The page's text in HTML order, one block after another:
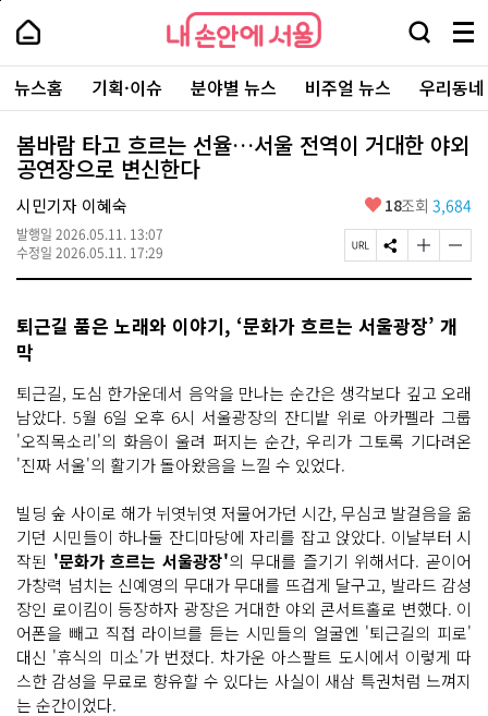
본
로
가
내
손
안
에
서
울
-
서
울
시
대
표
소
통
포
내
손
에
울
검
창
열
기
메
뉴
전
체
보
기
주
요
서
뉴스홈 기획·이슈 분야별 뉴스 비주얼 뉴스 우리동
봄바람 타고 흐르는 선율…서울 전역이 거대한 야외
공연장으로 변신한다
시민기자 이혜숙
발행일 2026.05.11. 13:07
수정일 2026.05.11. 17:29
좋
요
18조회 3,684
페
이
R
사
S
N
유
글
자
크
경
하
기
글
자
작
경
하
기
퇴근길 품은 노래와 이야기, ‘문화가 흐르는 서울광장’ 개
막
퇴근길, 도심 한가운데서 음악을 만나는 순간은 생각보다 깊고 오래
남았다. 5월 6일 오후 6시 서울광장의 잔디밭 위로 아카펠라 그룹
'오직목소리'의 화음이 울려 퍼지는 순간, 우리가 그토록 기다려온
'진짜 서울'의 활기가 돌아왔음을 느낄 수 있었다.
빌딩 숲 사이로 해가 뉘엿뉘엿 저물어가던 시간, 무심코 발걸음을 옮
기던 시민들이 하나둘 잔디마당에 자리를 잡고 앉았다. 이날부터 시
작된 '문화가 흐르는 서울광장'의 무대를 즐기기 위해서다. 곧이어
가창력 넘치는 신예영의 무대가 무대를 뜨겁게 달구고, 발라드 감성
장인 로이킴이 등장하자 광장은 거대한 야외 콘서트홀로 변했다. 이
어폰을 빼고 직접 라이브를 듣는 시민들의 얼굴엔 '퇴근길의 피로'
대신 '휴식의 미소'가 번졌다. 차가운 아스팔트 도시에서 이렇게 따
스한 감성을 무료로 향유할 수 있다는 사실이 새삼 특권처럼 느껴지
는 순간이었다.
페
상
단
로